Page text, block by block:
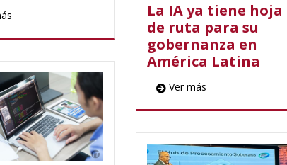
La IA ya tiene hoja
de ruta para su
gobernanza en
América Latina
Ver más